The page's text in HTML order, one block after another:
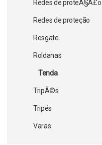
Redes de proteÃ§Ã£o
Redes de proteção
Resgate
Roldanas
Tenda
TripÃ©s
Tripés
Varas